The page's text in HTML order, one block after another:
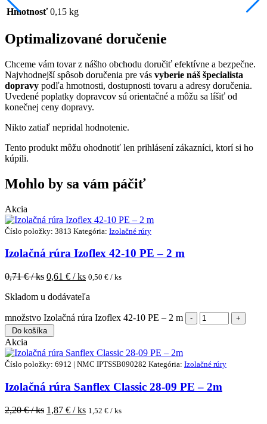
Hmotnosť 0,15 kg
Optimalizované doručenie
Chceme vám tovar z nášho obchodu doručiť efektívne a bezpečne.
Najvhodnejší spôsob doručenia pre vás vyberie náš špecialista
dopravy podľa hmotnosti, dostupnosti tovaru a adresy doručenia.
Uvedené poplatky dopravcov sú orientačné a môžu sa líšiť od
konečnej ceny dopravy.
Nikto zatiaľ nepridal hodnotenie.
Tento produkt môžu ohodnotiť len prihlásení zákazníci, ktorí si ho
kúpili.
Mohlo by sa vám páčiť
Akcia
Číslo položky: 3813 Kategória: Izolačné rúry
Izolačná rúra Izoflex 42-10 PE – 2 m
0,71€ / ks 0,61 € / ks 0,50 € / ks
Skladom u dodávateľa
množstvo Izolačná rúra Izoflex 42-10 PE – 2 m
Do košíka
Akcia
Číslo položky: 6912 | NMC IPTSSB090282 Kategória: Izolačné rúry
Izolačná rúra Sanflex Classic 28-09 PE – 2m
2,20€ / ks 1,87 € / ks 1,52 € / ks